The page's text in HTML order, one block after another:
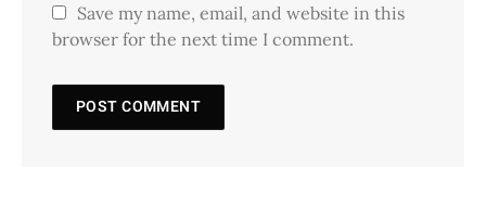
Save my name, email, and website in this
browser for the next time I comment.